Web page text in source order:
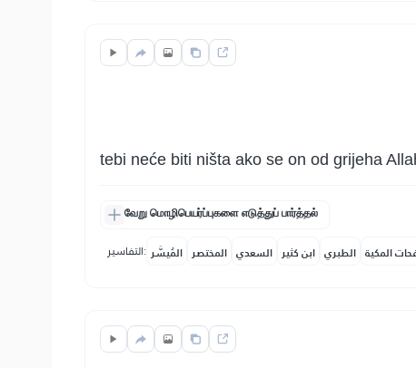
tebi neće biti ništa ako se on od grijeha
வேறு மொழிபெயர்ப்புகளை எடுத்துப் பார்த்தல்
التفاسير: المُيسَّر المختصر السعدي ابن كثير الطبري المكية